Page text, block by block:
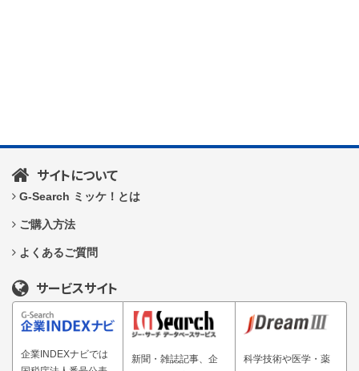
サイトについて
G-Search ミッケ！とは
ご購入方法
よくあるご質問
サービスサイト
企業INDEXナビでは
新聞・雑誌記事、企
科学技術や医学・薬